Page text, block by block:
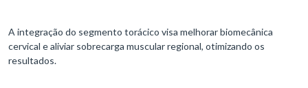
A integração do segmento torácico visa melhorar biomecânica
cervical e aliviar sobrecarga muscular regional, otimizando os
resultados.​​